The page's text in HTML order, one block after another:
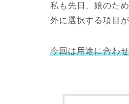
私も先日、娘のた
外に選択する項目
今回は用途に合わ